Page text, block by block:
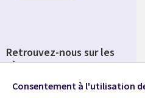
Retrouvez-nous sur les
réseaux
Social
Consentement à l'utilisation